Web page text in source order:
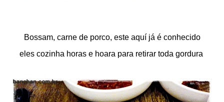
Bossam, carne de porco, este aquí já é conhecido
eles cozinha horas e hoara para retirar toda gordura